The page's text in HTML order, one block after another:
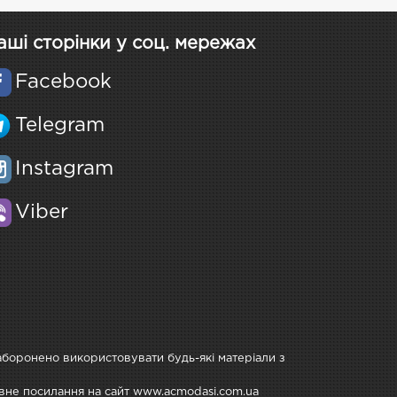
сторінки у соц. мережах
Facebook
Telegram
Instagram
Viber
використовувати будь-які матеріали з
посилання на сайт www.acmodasi.com.ua